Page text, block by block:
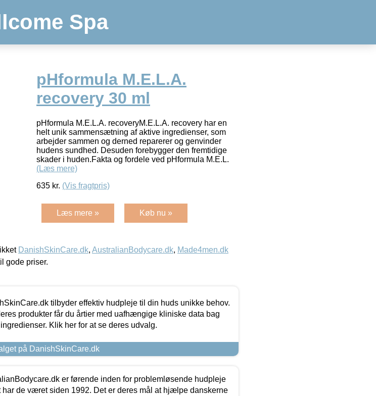
Spa
pHformula M.E.L.A.
recovery 30 ml
pHformula M.E.L.A. recoveryM.E.L.A. recovery har en
helt unik sammensætning af aktive ingredienser, som
arbejder sammen og derned reparerer og genvinder
hudens sundhed. Desuden forebygger den fremtidige
skader i huden.Fakta og fordele ved pHformula M.E.L.
(Læs mere)
635 kr. (Vis fragtpris)
Læs mere » Køb nu »
DanishSkinCare.dk, AustralianBodycare.dk, Made4men.dk
gode priser.
tilbyder effektiv hudpleje til din huds unikke behov.
produkter får du årtier med uafhængige kliniske data bag
Klik her for at se deres udvalg.
på DanishSkinCare.dk
er førende inden for problemløsende hudpleje
har de været siden 1992. Det er deres mål at hjælpe danskerne